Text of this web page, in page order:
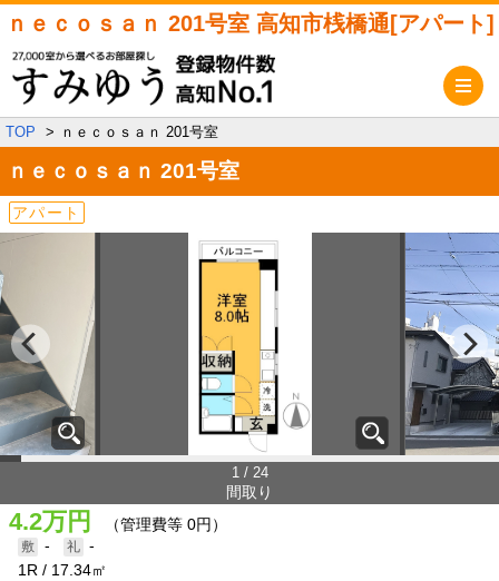
ｎｅｃｏｓａｎ 201号室 高知市桟橋通[アパート]
TOP ｎｅｃｏｓａｎ 201号室
ｎｅｃｏｓａｎ 201号室
アパート
1 / 24
間取り
4.2万円 （管理費等 0円）
-
-
1R
17.34㎡